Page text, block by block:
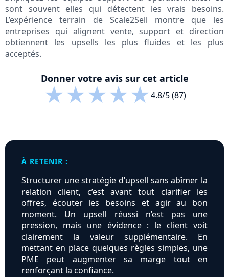
sont souvent elles qui détectent les vrais besoins.
L’expérience terrain de Scale2Sell montre que les
entreprises qui alignent vente, support et direction
obtiennent les upsells les plus fluides et les plus
acceptés.
Donner votre avis sur cet article
★★★★★4.8/5 (87)
À RETENIR :
Structurer une stratégie d’upsell sans abîmer la
relation client, c’est avant tout clarifier les
offres, écouter les besoins et agir au bon
moment. Un upsell réussi n’est pas une
pression, mais une évidence : le client voit
clairement la valeur supplémentaire. En
mettant en place quelques règles simples, une
PME peut augmenter sa marge tout en
renforçant la confiance.